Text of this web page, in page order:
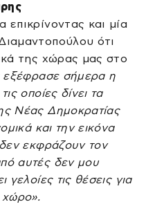
και μία
ότι
της χώρας μας στο
εξέφρασε σήμερα η
οποίες δίνει τα
Νέας Δημοκρατίας
και την εικόνα
εκφράζουν τον
αυτές δεν μου
γελοίες τις θέσεις για
χώρο».